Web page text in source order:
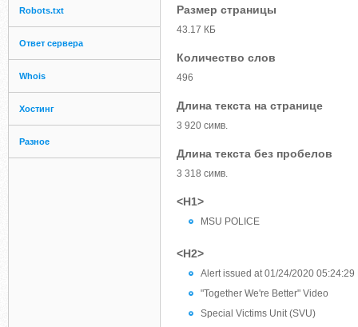
Robots.txt
Ответ сервера
Whois
Хостинг
Разное
Размер страницы
43.17 КБ
Количество слов
496
Длина текста на странице
3 920 симв.
Длина текста без пробелов
3 318 симв.
<H1>
MSU POLICE
<H2>
Alert issued at 01/24/2020 05:24:29
"Together We're Better" Video
Special Victims Unit (SVU)